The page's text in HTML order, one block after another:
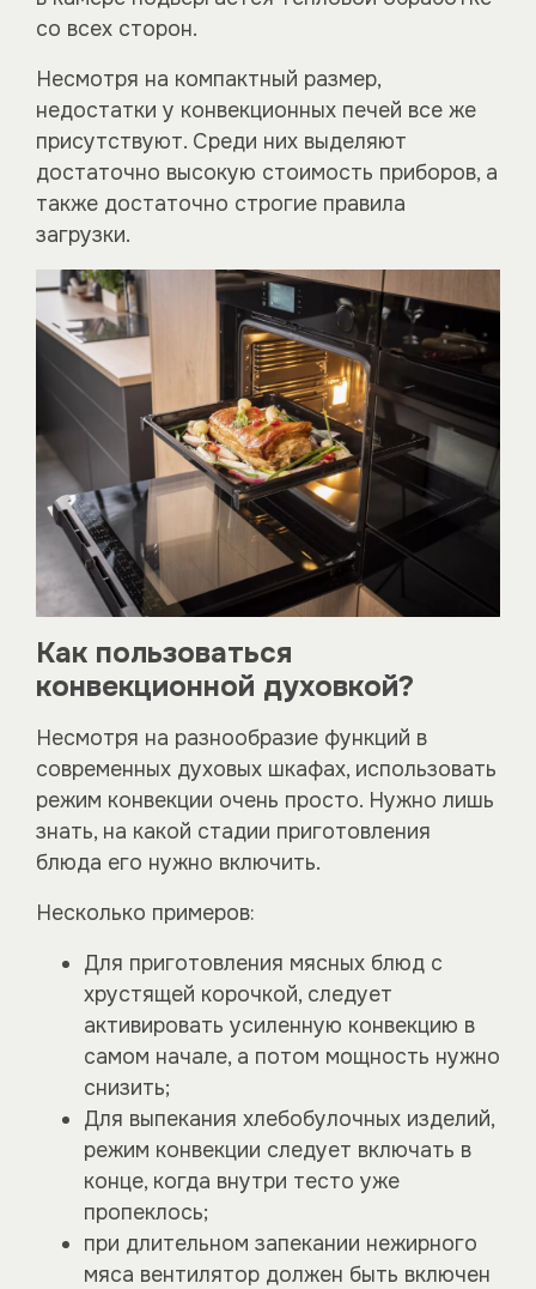
со всех сторон.
Несмотря на компактный размер,
недостатки у конвекционных печей все же
присутствуют. Среди них выделяют
достаточно высокую стоимость приборов, а
также достаточно строгие правила
загрузки.
Как пользоваться
конвекционной духовкой?
Несмотря на разнообразие функций в
современных духовых шкафах, использовать
режим конвекции очень просто. Нужно лишь
знать, на какой стадии приготовления
блюда его нужно включить.
Несколько примеров:
Для приготовления мясных блюд с
хрустящей корочкой, следует
активировать усиленную конвекцию в
самом начале, а потом мощность нужно
снизить;
Для выпекания хлебобулочных изделий,
режим конвекции следует включать в
конце, когда внутри тесто уже
пропеклось;
при длительном запекании нежирного
мяса вентилятор должен быть включен